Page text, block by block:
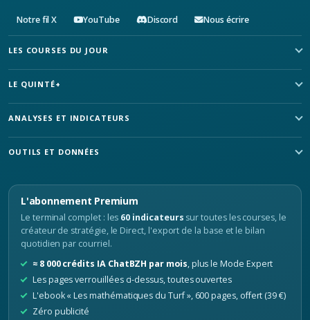
Notre fil X YouTube Discord Nous écrire
LES COURSES DU JOUR
LE QUINTÉ+
ANALYSES ET INDICATEURS
OUTILS ET DONNÉES
L'abonnement Premium
Le terminal complet : les 60 indicateurs sur toutes les courses, le
créateur de stratégie, le Direct, l'export de la base et le bilan
quotidien par courriel.
≈ 8 000 crédits IA ChatBZH par mois, plus le Mode Expert
Les pages verrouillées ci-dessus, toutes ouvertes
L'ebook « Les mathématiques du Turf », 600 pages, offert (39 €)
Zéro publicité